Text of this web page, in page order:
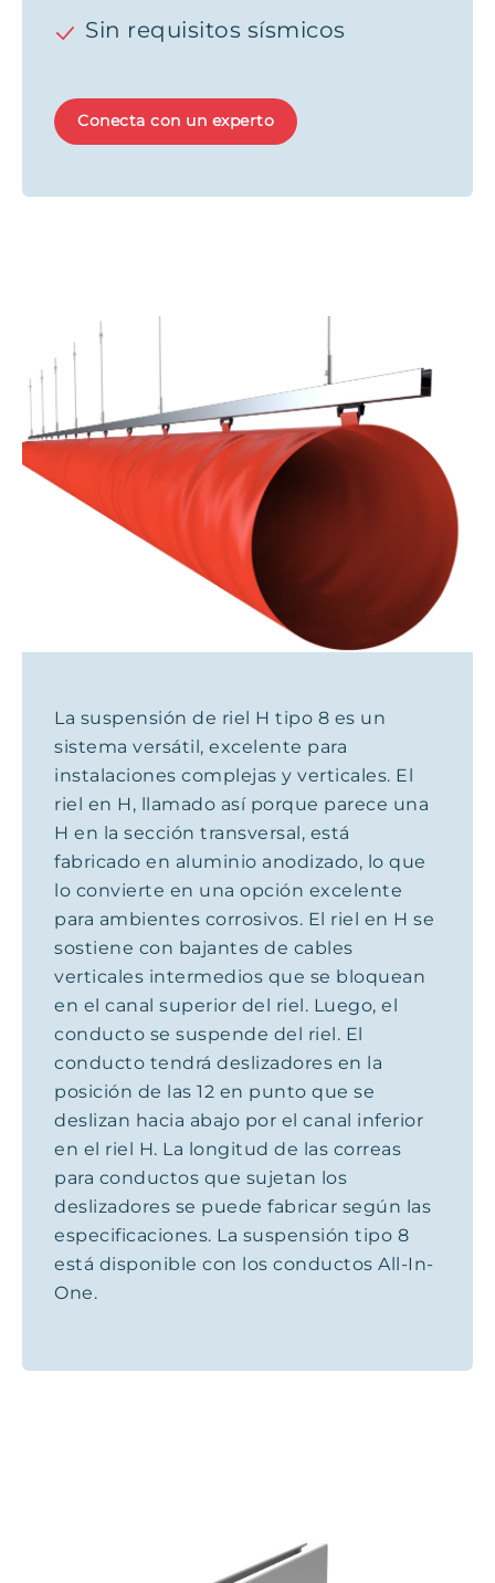
Sin requisitos sísmicos
Conecta con un experto
La suspensión de riel H tipo 8 es un
sistema versátil, excelente para
instalaciones complejas y verticales. El
riel en H, llamado así porque parece una
H en la sección transversal, está
fabricado en aluminio anodizado, lo que
lo convierte en una opción excelente
para ambientes corrosivos. El riel en H se
sostiene con bajantes de cables
verticales intermedios que se bloquean
en el canal superior del riel. Luego, el
conducto se suspende del riel. El
conducto tendrá deslizadores en la
posición de las 12 en punto que se
deslizan hacia abajo por el canal inferior
en el riel H. La longitud de las correas
para conductos que sujetan los
deslizadores se puede fabricar según las
especificaciones. La suspensión tipo 8
está disponible con los conductos All-In-
One.